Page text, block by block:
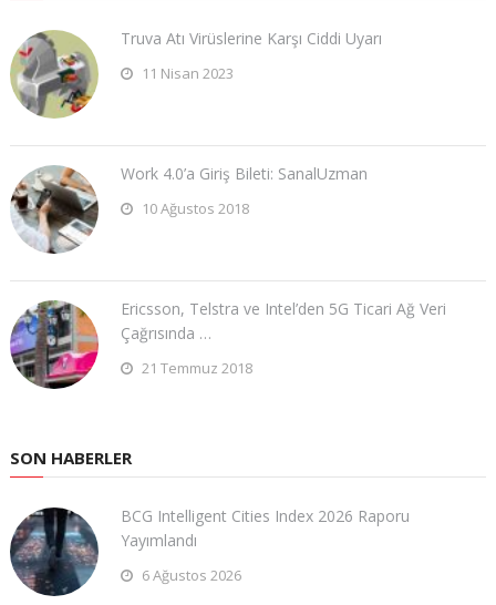
Truva Atı Virüslerine Karşı Ciddi Uyarı
11 Nisan 2023
Work 4.0’a Giriş Bileti: SanalUzman
10 Ağustos 2018
Ericsson, Telstra ve Intel’den 5G Ticari Ağ Veri
Çağrısında …
21 Temmuz 2018
SON HABERLER
BCG Intelligent Cities Index 2026 Raporu
Yayımlandı
6 Ağustos 2026